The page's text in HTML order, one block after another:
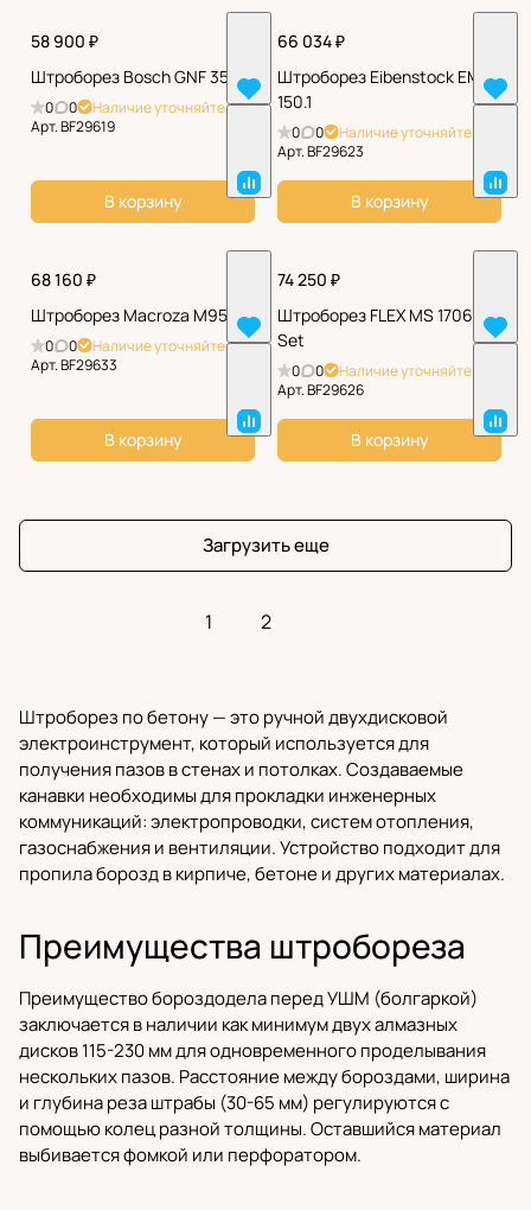
58 900 ₽
Штроборез Bosch GNF 35 CA
0 0
Наличие уточняйте
Арт.BF29619
В корзину
66 034 ₽
Штроборез Eibenstock EMF
150.1
0 0
Наличие уточняйте
Арт.BF29623
В корзину
68 160 ₽
Штроборез Macroza M95
0 0
Наличие уточняйте
Арт.BF29633
В корзину
74 250 ₽
Штроборез FLEX MS 1706 FR
Set
0 0
Наличие уточняйте
Арт.BF29626
В корзину
Загрузить еще
1 2
Штроборез по бетону— это ручной двухдисковой
электроинструмент, который используется для
получения пазов в стенах и потолках. Создаваемые
канавки необходимы для прокладки инженерных
коммуникаций: электропроводки, систем отопления,
газоснабжения и вентиляции. Устройство подходит для
пропила борозд в кирпиче, бетоне и других материалах.
Преимущества штробореза
Преимущество бороздодела перед УШМ (болгаркой)
заключается в наличии как минимум двухалмазных
дисков115-230 мм для одновременного проделывания
нескольких пазов. Расстояние между бороздами, ширина
и глубина реза штрабы (30-65 мм) регулируются с
помощью колец разной толщины. Оставшийся материал
выбивается фомкой или перфоратором.